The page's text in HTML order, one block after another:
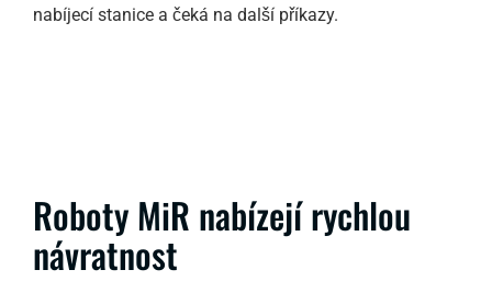
nabíjecí stanice a čeká na další příkazy.
Roboty MiR nabízejí rychlou
návratnost